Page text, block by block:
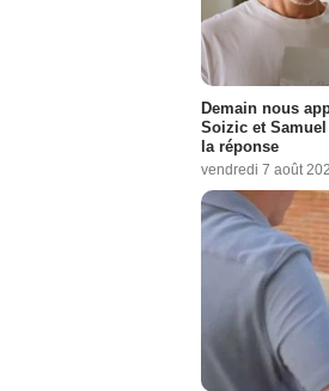
Demain nous
Soizic et
la réponse
vendredi 7 août